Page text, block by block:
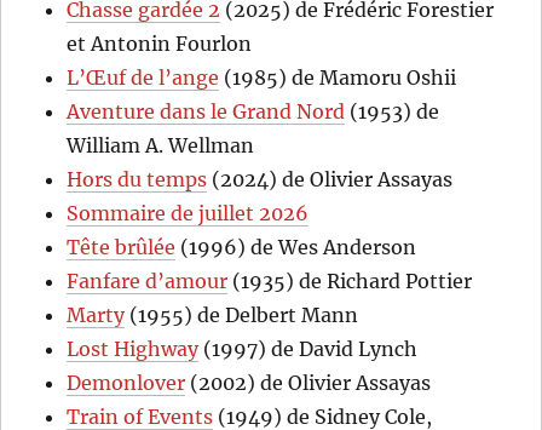
Chasse gardée 2 (2025) de Frédéric Forestier
et Antonin Fourlon
L’Œuf de l’ange (1985) de Mamoru Oshii
Aventure dans le Grand Nord (1953) de
William A. Wellman
Hors du temps (2024) de Olivier Assayas
Sommaire de juillet 2026
Tête brûlée (1996) de Wes Anderson
Fanfare d’amour (1935) de Richard Pottier
Marty(1955) de Delbert Mann
Lost Highway(1997) de David Lynch
Demonlover (2002) de Olivier Assayas
Train of Events (1949) de Sidney Cole,